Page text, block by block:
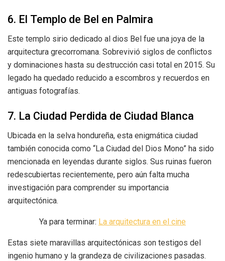
6. El Templo de Bel en Palmira
Este templo sirio dedicado al dios Bel fue una joya de la
arquitectura grecorromana. Sobrevivió siglos de conflictos
y dominaciones hasta su destrucción casi total en 2015. Su
legado ha quedado reducido a escombros y recuerdos en
antiguas fotografías.
7. La Ciudad Perdida de Ciudad Blanca
Ubicada en la selva hondureña, esta enigmática ciudad
también conocida como “La Ciudad del Dios Mono” ha sido
mencionada en leyendas durante siglos. Sus ruinas fueron
redescubiertas recientemente, pero aún falta mucha
investigación para comprender su importancia
arquitectónica.
Ya para terminar: La arquitectura en el cine
Estas siete maravillas arquitectónicas son testigos del
ingenio humano y la grandeza de civilizaciones pasadas.